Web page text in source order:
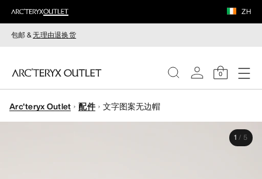
ZH
包邮 &无理由退换货
0
女装
Arc'teryx Outlet 配件 文字图案无边帽
1 / 5